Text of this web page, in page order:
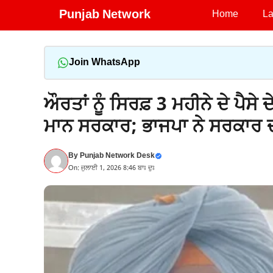
Punjab Network Home
Join WhatsApp
ਔਰਤਾਂ ਨੂੰ ਸਿਰਫ਼ 3 ਮਹੀਨੇ ਦੇ ਪੈਸੇ
ਮਾਨ ਸਰਕਾਰ; ਭਾਜਪਾ ਨੇ ਸਰਕਾਰ
ByPunjab Network Desk
On: ਜੁਲਾਈ 1, 2026 8:46 ਬਾਃ ਦੁਃ